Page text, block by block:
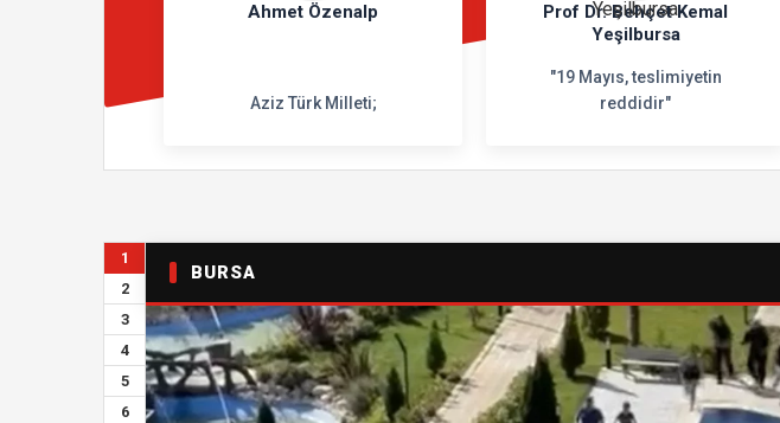
Ahmet Özenalp
Aziz Türk Milleti;
Prof Dr. Behçet Kemal
Yeşilbursa
"19 Mayıs, teslimiyetin
reddidir"
1
2
3
4
5
6
BURSA